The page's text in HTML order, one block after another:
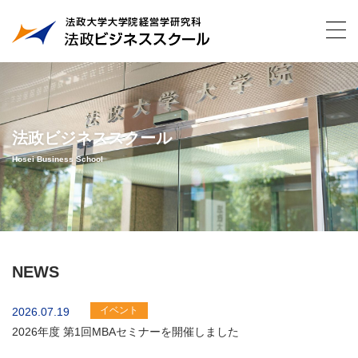
法政ビジネススクール
Hosei Business School
NEWS
2026.07.19 イベント
2026年度 第1回MBAセミナーを開催しました